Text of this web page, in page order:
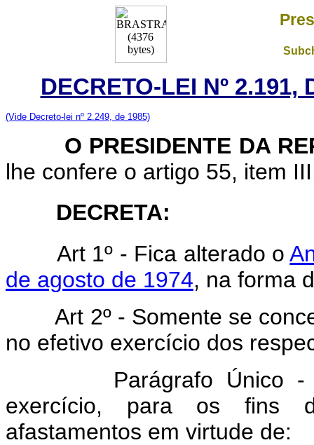
DECRETO-LEI Nº 2.191,
(Vide Decreto-lei nº 2.249, de 1985)
O PRESIDENTE DA
lhe confere o artigo 55, item
DECRETA:
Art 1º - Fica alterado o
de agosto de 1974, na forma
Art 2º - Somente se
no efetivo exercício dos
Parágrafo Único -
exercício, para os fins
afastamentos em virtude de: